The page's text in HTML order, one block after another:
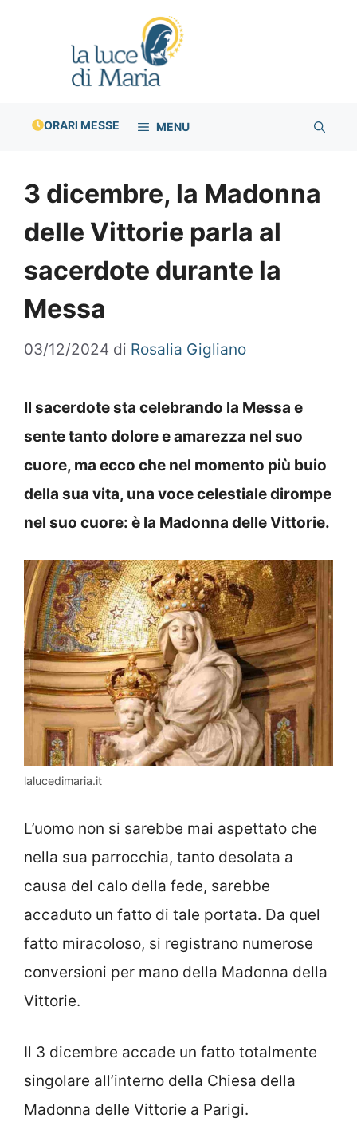
ORARI MESSE MENU
3 dicembre, la Madonna
delle Vittorie parla al
sacerdote durante la
Messa
03/12/2024 di Rosalia Gigliano
Il sacerdote sta celebrando la Messa e
sente tanto dolore e amarezza nel suo
cuore, ma ecco che nel momento più buio
della sua vita, una voce celestiale dirompe
nel suo cuore: è la Madonna delle Vittorie.
lalucedimaria.it
L’uomo non si sarebbe mai aspettato che
nella sua parrocchia, tanto desolata a
causa del calo della fede, sarebbe
accaduto un fatto di tale portata. Da quel
fatto miracoloso, si registrano numerose
conversioni per mano della Madonna della
Vittorie.
Il 3 dicembre accade un fatto totalmente
singolare all’interno della Chiesa della
Madonna delle Vittorie a Parigi.